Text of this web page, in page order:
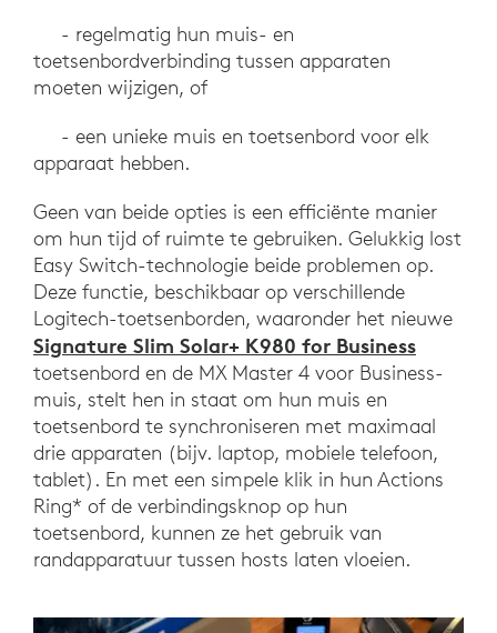
- regelmatig hun muis- en
toetsenbordverbinding tussen apparaten
moeten wijzigen, of
- een unieke muis en toetsenbord voor elk
apparaat hebben.
Geen van beide opties is een efficiënte manier
om hun tijd of ruimte te gebruiken. Gelukkig lost
Easy Switch-technologie beide problemen op.
Deze functie, beschikbaar op verschillende
Logitech-toetsenborden, waaronder het nieuwe
Signature Slim Solar+ K980 for Business
toetsenbord en de MX Master 4 voor Business-
muis, stelt hen in staat om hun muis en
toetsenbord te synchroniseren met maximaal
drie apparaten (bijv. laptop, mobiele telefoon,
tablet). En met een simpele klik in hun Actions
Ring* of de verbindingsknop op hun
toetsenbord, kunnen ze het gebruik van
randapparatuur tussen hosts laten vloeien.